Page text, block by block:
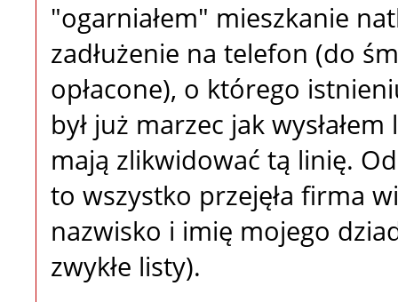
"ogarniałem" mieszkanie
zadłużenie na telefon (do
opłacone), o którego
był już marzec jak
mają zlikwidować tą linię.
to wszystko przejęła firma
nazwisko i imię mojego
zwykłe listy).